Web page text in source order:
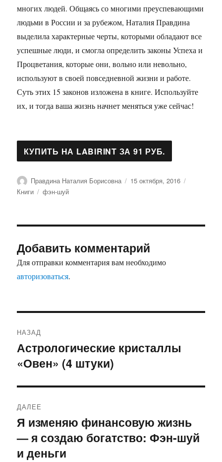
многих людей. Общаясь со многими преуспевающими
людьми в России и за рубежом, Наталия Правдина
выделила характерные черты, которыми обладают все
успешные люди, и смогла определить законы Успеха и
Процветания, которые они, вольно или невольно,
используют в своей повседневной жизни и работе.
Суть этих 15 законов изложена в книге. Используйте
их, и тогда ваша жизнь начнет меняться уже сейчас!
Автор
Правдина Наталия Борисовна Опубликовано
15 октября, 2016
Книги
Метки
фэн-шуй
Добавить комментарий
Для отправки комментария вам необходимо
авторизоваться.
по
записям
НАЗАД
Предыдущая
запись:
Астрологические кристаллы
«Овен» (4 штуки)
ДАЛЕЕ
Следующая
запись:
Я изменяю финансовую жизнь
— я создаю богатство: Фэн-шуй
и деньги